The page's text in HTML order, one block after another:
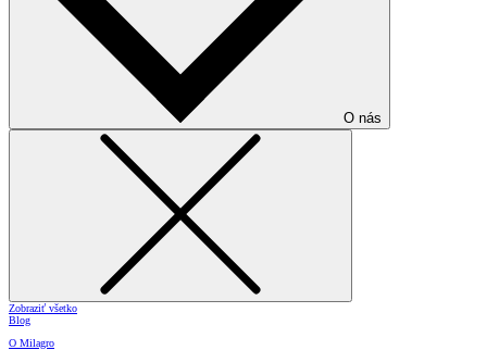
O nás
Zobraziť všetko
Blog
O Milagro